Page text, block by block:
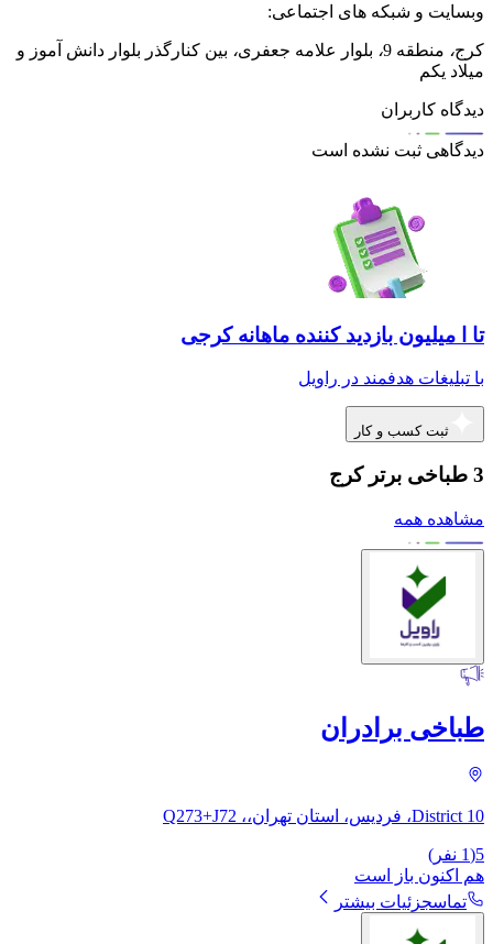
وبسایت و شبکه های اجتماعی:
کرج، منطقه 9 ، بلوار علامه جعفری، بین کنارگذر بلوار دانش آموز و
میلاد یکم
دیدگاه کاربران
دیدگاهی ثبت نشده است
تا ا میلیون بازدید کننده ماهانه کرجی
با تبلیغات هدفمند در راویل
ثبت کسب و کار
3 طباخی برتر کرج
مشاهده همه
طباخی برادران
District 10، فردیس، استان تهران،، Q273+J72
5
(
1 نفر)
هم اکنون باز است
تماسجزئیات بیشتر